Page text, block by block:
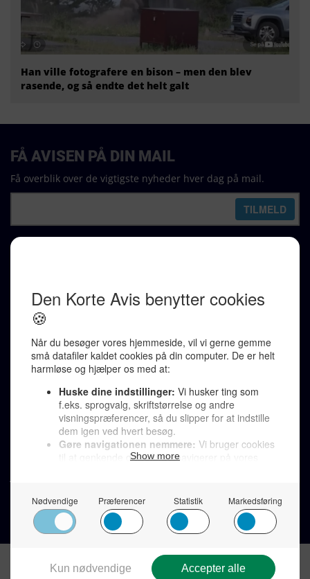
Han ville fotografere en bison – men den blev
rasende, og så endte det helt galt
Karen Jespersen
Redaktionen kontaktes via mail til
redaktion@denkorteavis.dk
Telefonsvarer 20 30 10 96
Von Ostensgade 22, 2791 Dragør
LINKS
Tidligere aviser >
Støt Den Korte Avis >
Send et læserbrev >
Privatlivspolitik >
FÅ AVISEN PÅ DIN MAIL
Få overblik over de vigtigste nyheder hver dag på mail.